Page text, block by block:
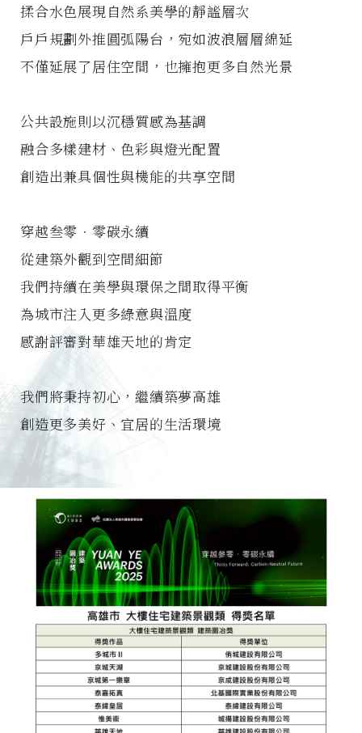
揉合水色展現自然系美學的靜謐層次
戶戶規劃外推圓弧陽台，宛如波浪層層綿延
不僅延展了居住空間，也擁抱更多自然光景
公共設施則以沉穩質感為基調
融合多樣建材、色彩與燈光配置
創造出兼具個性與機能的共享空間
穿越叁零．零碳永續
從建築外觀到空間細節
我們持續在美學與環保之間取得平衡
為城市注入更多綠意與溫度
感謝評審對華雄天地的肯定
我們將秉持初心，繼續築夢高雄
創造更多美好、宜居的生活環境